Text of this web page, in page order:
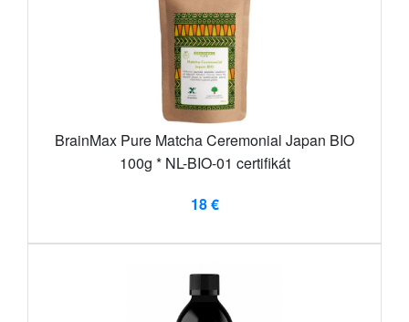
BrainMax Pure Matcha Ceremonial Japan BIO
100g * NL-BIO-01 certifikát
18 €